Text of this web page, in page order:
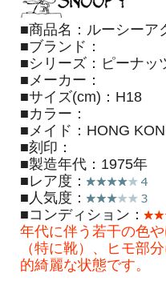
■商品名：ルーシーア
■ブランド：
■シリーズ：ピーナッ
■メーカー：
■サイズ(cm)：H18
■カラー：
■メイド：HONG
■刻印：
■製造年代：1975年
■レア度：
■人気度：
■コンディション：
年代に伴う若干の色
（特に靴）、ヒモ部
的綺麗な状態です。